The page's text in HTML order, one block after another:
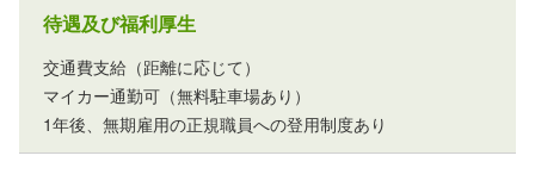
待遇及び福利厚生
交通費支給（距離に応じて）
マイカー通勤可（無料駐車場あり）
1年後、無期雇用の正規職員への登用制度あり